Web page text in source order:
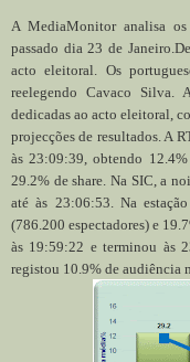
A MediaMonitor analisa
passado dia 23 de
acto eleitoral. Os
reelegendo Cavaco Silva.
dedicadas ao acto eleitoral,
projecções de resultados. A
às 23:09:39, obtendo
29.2% de share. Na SIC, a
até às 23:06:53. Na
(786.200 espectadores) e
às 19:59:22 e terminou às
registou 10.9% de audiência